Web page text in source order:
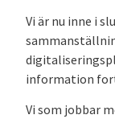
Vi är nu inne i
information
Vi som jobbar